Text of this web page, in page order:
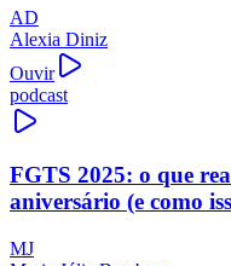
AD
Alexia Diniz
Ouvir
podcast
FGTS 2025: o que
aniversário (e como
MJ